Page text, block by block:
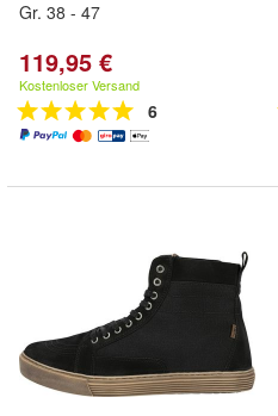
Gr. 38 - 47
119,95 €
Kostenloser Versand
6